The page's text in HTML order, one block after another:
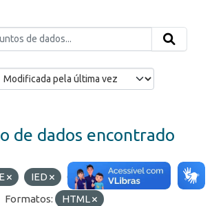
de dados encontrado
IED
Organizações:
Formatos: HTML